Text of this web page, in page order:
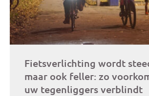
Fietsverlichting wordt
maar ook feller: zo
uw tegenliggers verblindt